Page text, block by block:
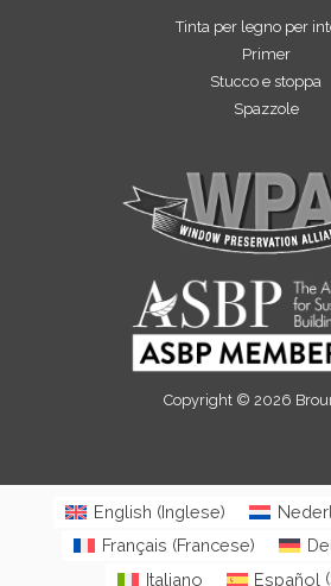
Tinta per legno per
Primer
Stucco e stoppa
Spazzole
Copyright © 2026
English (Inglese)
Français (Francese)
Italiano
Español (